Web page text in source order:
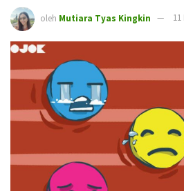
oleh Mutiara Tyas Kingkin